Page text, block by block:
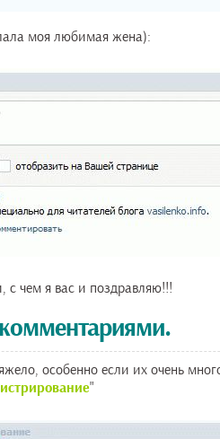
моя любимая жена):
с чем я вас и поздравляю!!!
особенно если их очень
"